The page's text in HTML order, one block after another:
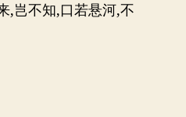
,岂不知,口若悬河,不